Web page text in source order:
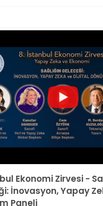
Ekonomi Zirvesi -
İnovasyon, Yapay
Paneli